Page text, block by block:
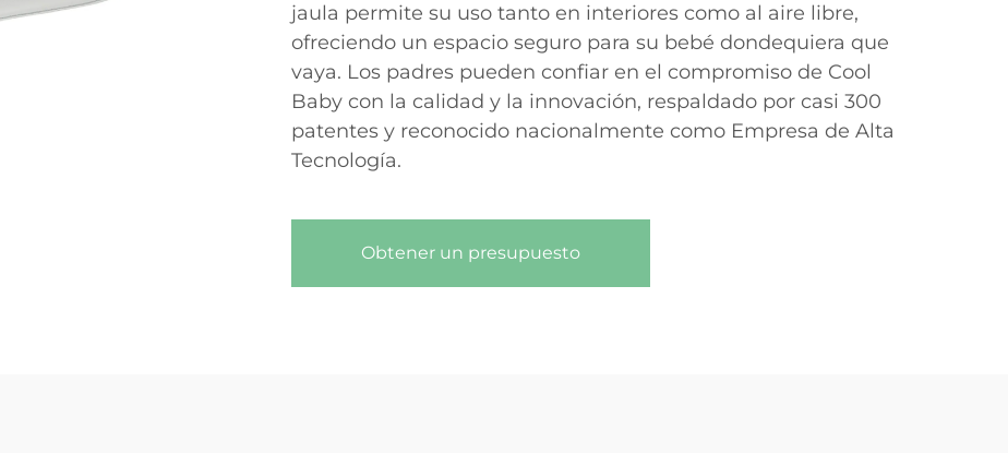
jaula permite su uso tanto en interiores como al aire libre,
ofreciendo un espacio seguro para su bebé dondequiera que
vaya. Los padres pueden confiar en el compromiso de Cool
Baby con la calidad y la innovación, respaldado por casi 300
patentes y reconocido nacionalmente como Empresa de Alta
Tecnología.
Obtener un presupuesto